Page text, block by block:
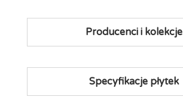
Producenci i kolekcje
Specyfikacje płytek